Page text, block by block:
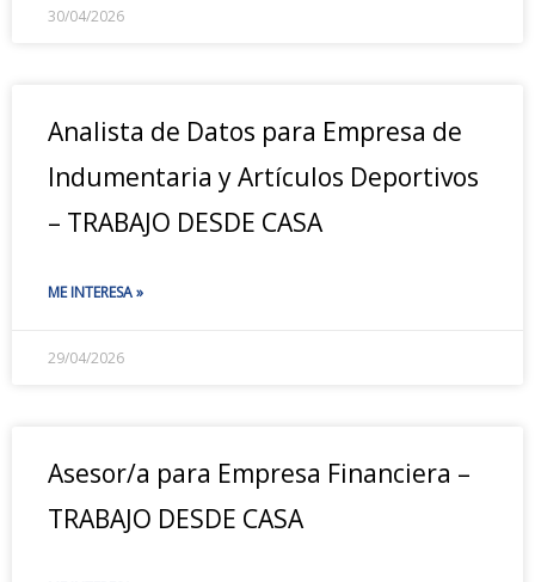
30/04/2026
Analista de Datos para Empresa de
Indumentaria y Artículos Deportivos
– TRABAJO DESDE CASA
ME INTERESA »
29/04/2026
Asesor/a para Empresa Financiera –
TRABAJO DESDE CASA